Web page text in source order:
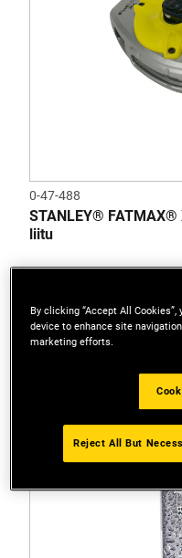
0-47-488
STANLEY®
liitu
By clicking “Accept All
device to enhance site
marketing efforts.
Reject All But